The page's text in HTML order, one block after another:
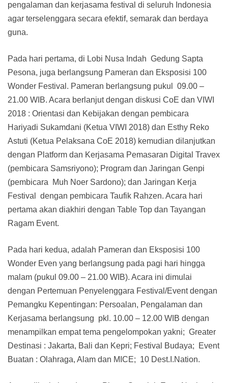
pengalaman dan kerjasama festival di seluruh Indonesia
agar terselenggara secara efektif, semarak dan berdaya
guna.
Pada hari pertama, di Lobi Nusa Indah Gedung Sapta
Pesona, juga berlangsung Pameran dan Eksposisi 100
Wonder Festival. Pameran berlangsung pukul 09.00 –
21.00 WIB. Acara berlanjut dengan diskusi CoE dan VIWI
2018 : Orientasi dan Kebijakan dengan pembicara
Hariyadi Sukamdani (Ketua VIWI 2018) dan Esthy Reko
Astuti (Ketua Pelaksana CoE 2018) kemudian dilanjutkan
dengan Platform dan Kerjasama Pemasaran Digital Travex
(pembicara Samsriyono); Program dan Jaringan Genpi
(pembicara Muh Noer Sardono); dan Jaringan Kerja
Festival dengan pembicara Taufik Rahzen. Acara hari
pertama akan diakhiri dengan Table Top dan Tayangan
Ragam Event.
Pada hari kedua, adalah Pameran dan Eksposisi 100
Wonder Even yang berlangsung pada pagi hari hingga
malam (pukul 09.00 – 21.00 WIB). Acara ini dimulai
dengan Pertemuan Penyelenggara Festival/Event dengan
Pemangku Kepentingan: Persoalan, Pengalaman dan
Kerjasama berlangsung pkl. 10.00 – 12.00 WIB dengan
menampilkan empat tema pengelompokan yakni; Greater
Destinasi : Jakarta, Bali dan Kepri; Festival Budaya; Event
Buatan : Olahraga, Alam dan MICE; 10 Dest.I.Nation.